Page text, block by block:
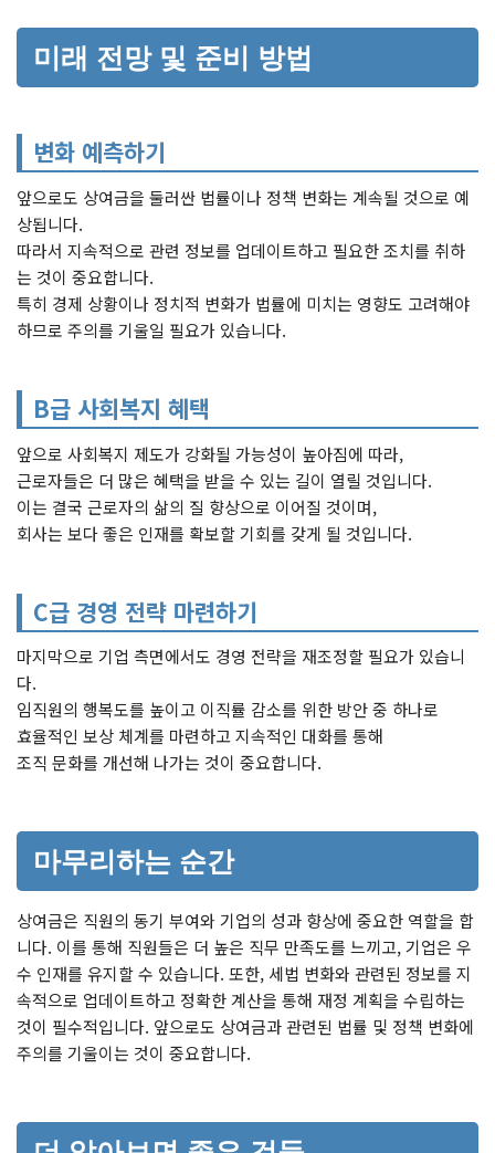
미래 전망 및 준비 방법
변화 예측하기
앞으로도 상여금을 둘러싼 법률이나 정책 변화는 계속될 것으로 예
상됩니다.
따라서 지속적으로 관련 정보를 업데이트하고 필요한 조치를 취하
는 것이 중요합니다.
특히 경제 상황이나 정치적 변화가 법률에 미치는 영향도 고려해야
하므로 주의를 기울일 필요가 있습니다.
B급 사회복지 혜택
앞으로 사회복지 제도가 강화될 가능성이 높아짐에 따라,
근로자들은 더 많은 혜택을 받을 수 있는 길이 열릴 것입니다.
이는 결국 근로자의 삶의 질 향상으로 이어질 것이며,
회사는 보다 좋은 인재를 확보할 기회를 갖게 될 것입니다.
C급 경영 전략 마련하기
마지막으로 기업 측면에서도 경영 전략을 재조정할 필요가 있습니
다.
임직원의 행복도를 높이고 이직률 감소를 위한 방안 중 하나로
효율적인 보상 체계를 마련하고 지속적인 대화를 통해
조직 문화를 개선해 나가는 것이 중요합니다.
마무리하는 순간
상여금은 직원의 동기 부여와 기업의 성과 향상에 중요한 역할을 합
니다. 이를 통해 직원들은 더 높은 직무 만족도를 느끼고, 기업은 우
수 인재를 유지할 수 있습니다. 또한, 세법 변화와 관련된 정보를 지
속적으로 업데이트하고 정확한 계산을 통해 재정 계획을 수립하는
것이 필수적입니다. 앞으로도 상여금과 관련된 법률 및 정책 변화에
주의를 기울이는 것이 중요합니다.